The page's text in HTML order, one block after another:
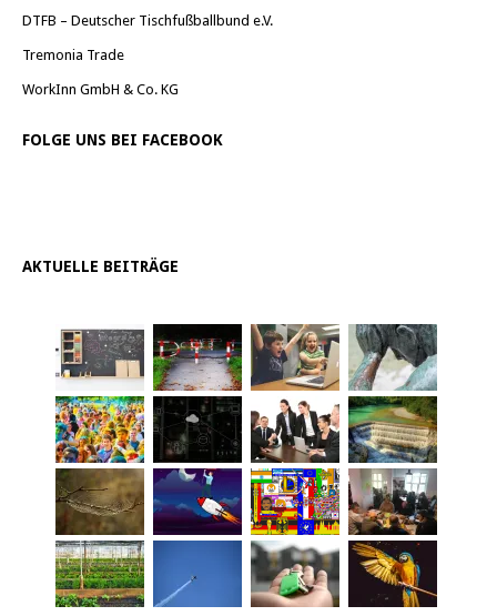
DTFB – Deutscher Tischfußballbund e.V.
Tremonia Trade
WorkInn GmbH & Co. KG
FOLGE UNS BEI FACEBOOK
AKTUELLE BEITRÄGE